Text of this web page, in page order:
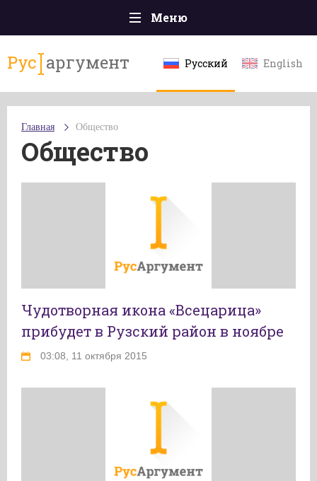
Меню
Политика
Экономика
Культура
Эксклюзивы
Мнения
Рус аргумент Русский English
Главная Общество
Общество
Чудотворная икона «Всецарица»
прибудет в Рузский район в ноябре
03:08, 11 октября 2015